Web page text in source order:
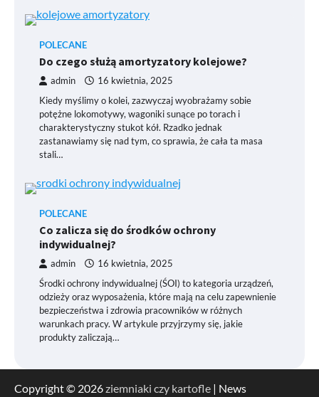
POLECANE
Do czego służą amortyzatory kolejowe?
admin 16 kwietnia, 2025
Kiedy myślimy o kolei, zazwyczaj wyobrażamy sobie
potężne lokomotywy, wagoniki sunące po torach i
charakterystyczny stukot kół. Rzadko jednak
zastanawiamy się nad tym, co sprawia, że cała ta masa
stali…
POLECANE
Co zalicza się do środków ochrony
indywidualnej?
admin 16 kwietnia, 2025
Środki ochrony indywidualnej (ŚOI) to kategoria urządzeń,
odzieży oraz wyposażenia, które mają na celu zapewnienie
bezpieczeństwa i zdrowia pracowników w różnych
warunkach pracy. W artykule przyjrzymy się, jakie
produkty zaliczają…
Copyright © 2026ziemniaki czy kartofle | News